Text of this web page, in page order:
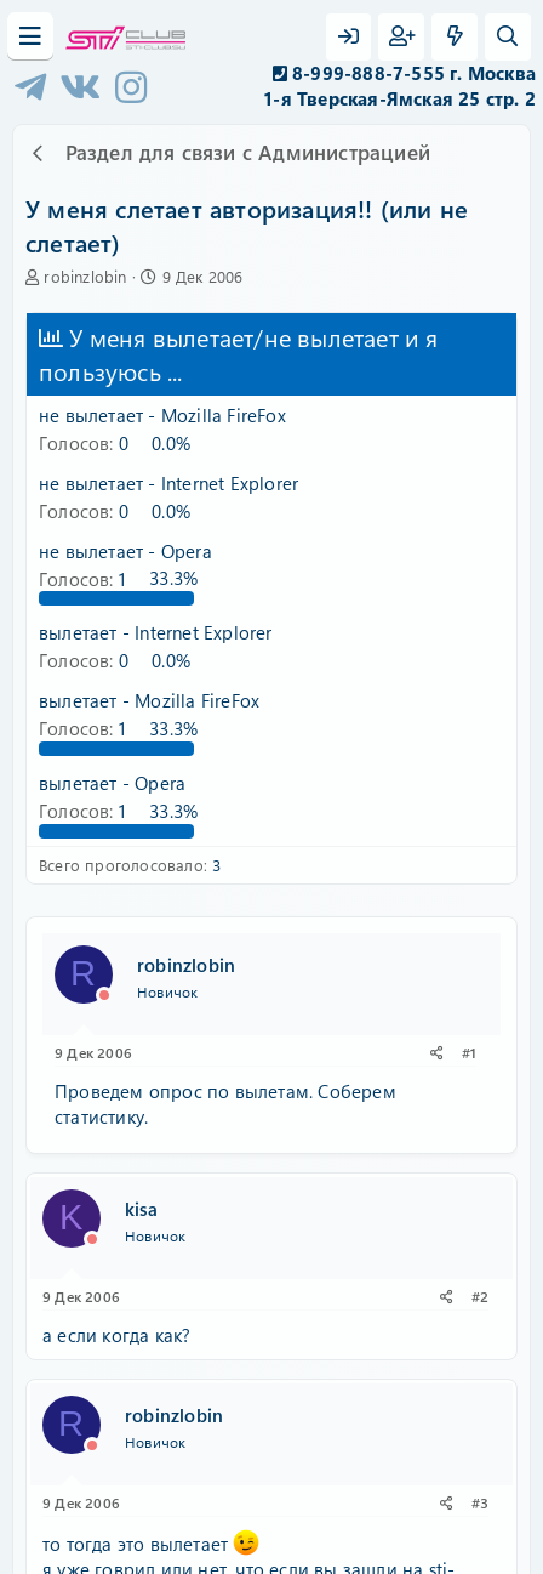
8-999-888-7-555 г. Москва
1-я Тверская-Ямская 25 стр. 2
Раздел для связи с Администрацией
У меня слетает авторизация!! (или не
слетает)
А
т
о
т
м
ы
robinzlobin
Д
т
а
а
ч
а
л
9 Дек 2006
У меня вылетает/не вылетает и я
пользуюсь ...
не вылетает - Mozilla FireFox
Голосов: 0
0.0%
не вылетает - Internet Explorer
Голосов: 0
0.0%
не вылетает - Opera
Голосов: 1 33.3%
вылетает - Internet Explorer
Голосов: 0
0.0%
вылетает - Mozilla FireFox
Голосов: 1 33.3%
вылетает - Opera
Голосов: 1 33.3%
Всего проголосовало 3
R robinzlobin
Новичок
9 Дек 2006 #1
Проведем опрос по вылетам. Соберем
статистику.
K kisa
Новичок
9 Дек 2006 #2
а если когда как?
R robinzlobin
Новичок
9 Дек 2006 #3
то тогда это вылетает
я уже говрил или нет, что если вы зашли на sti-